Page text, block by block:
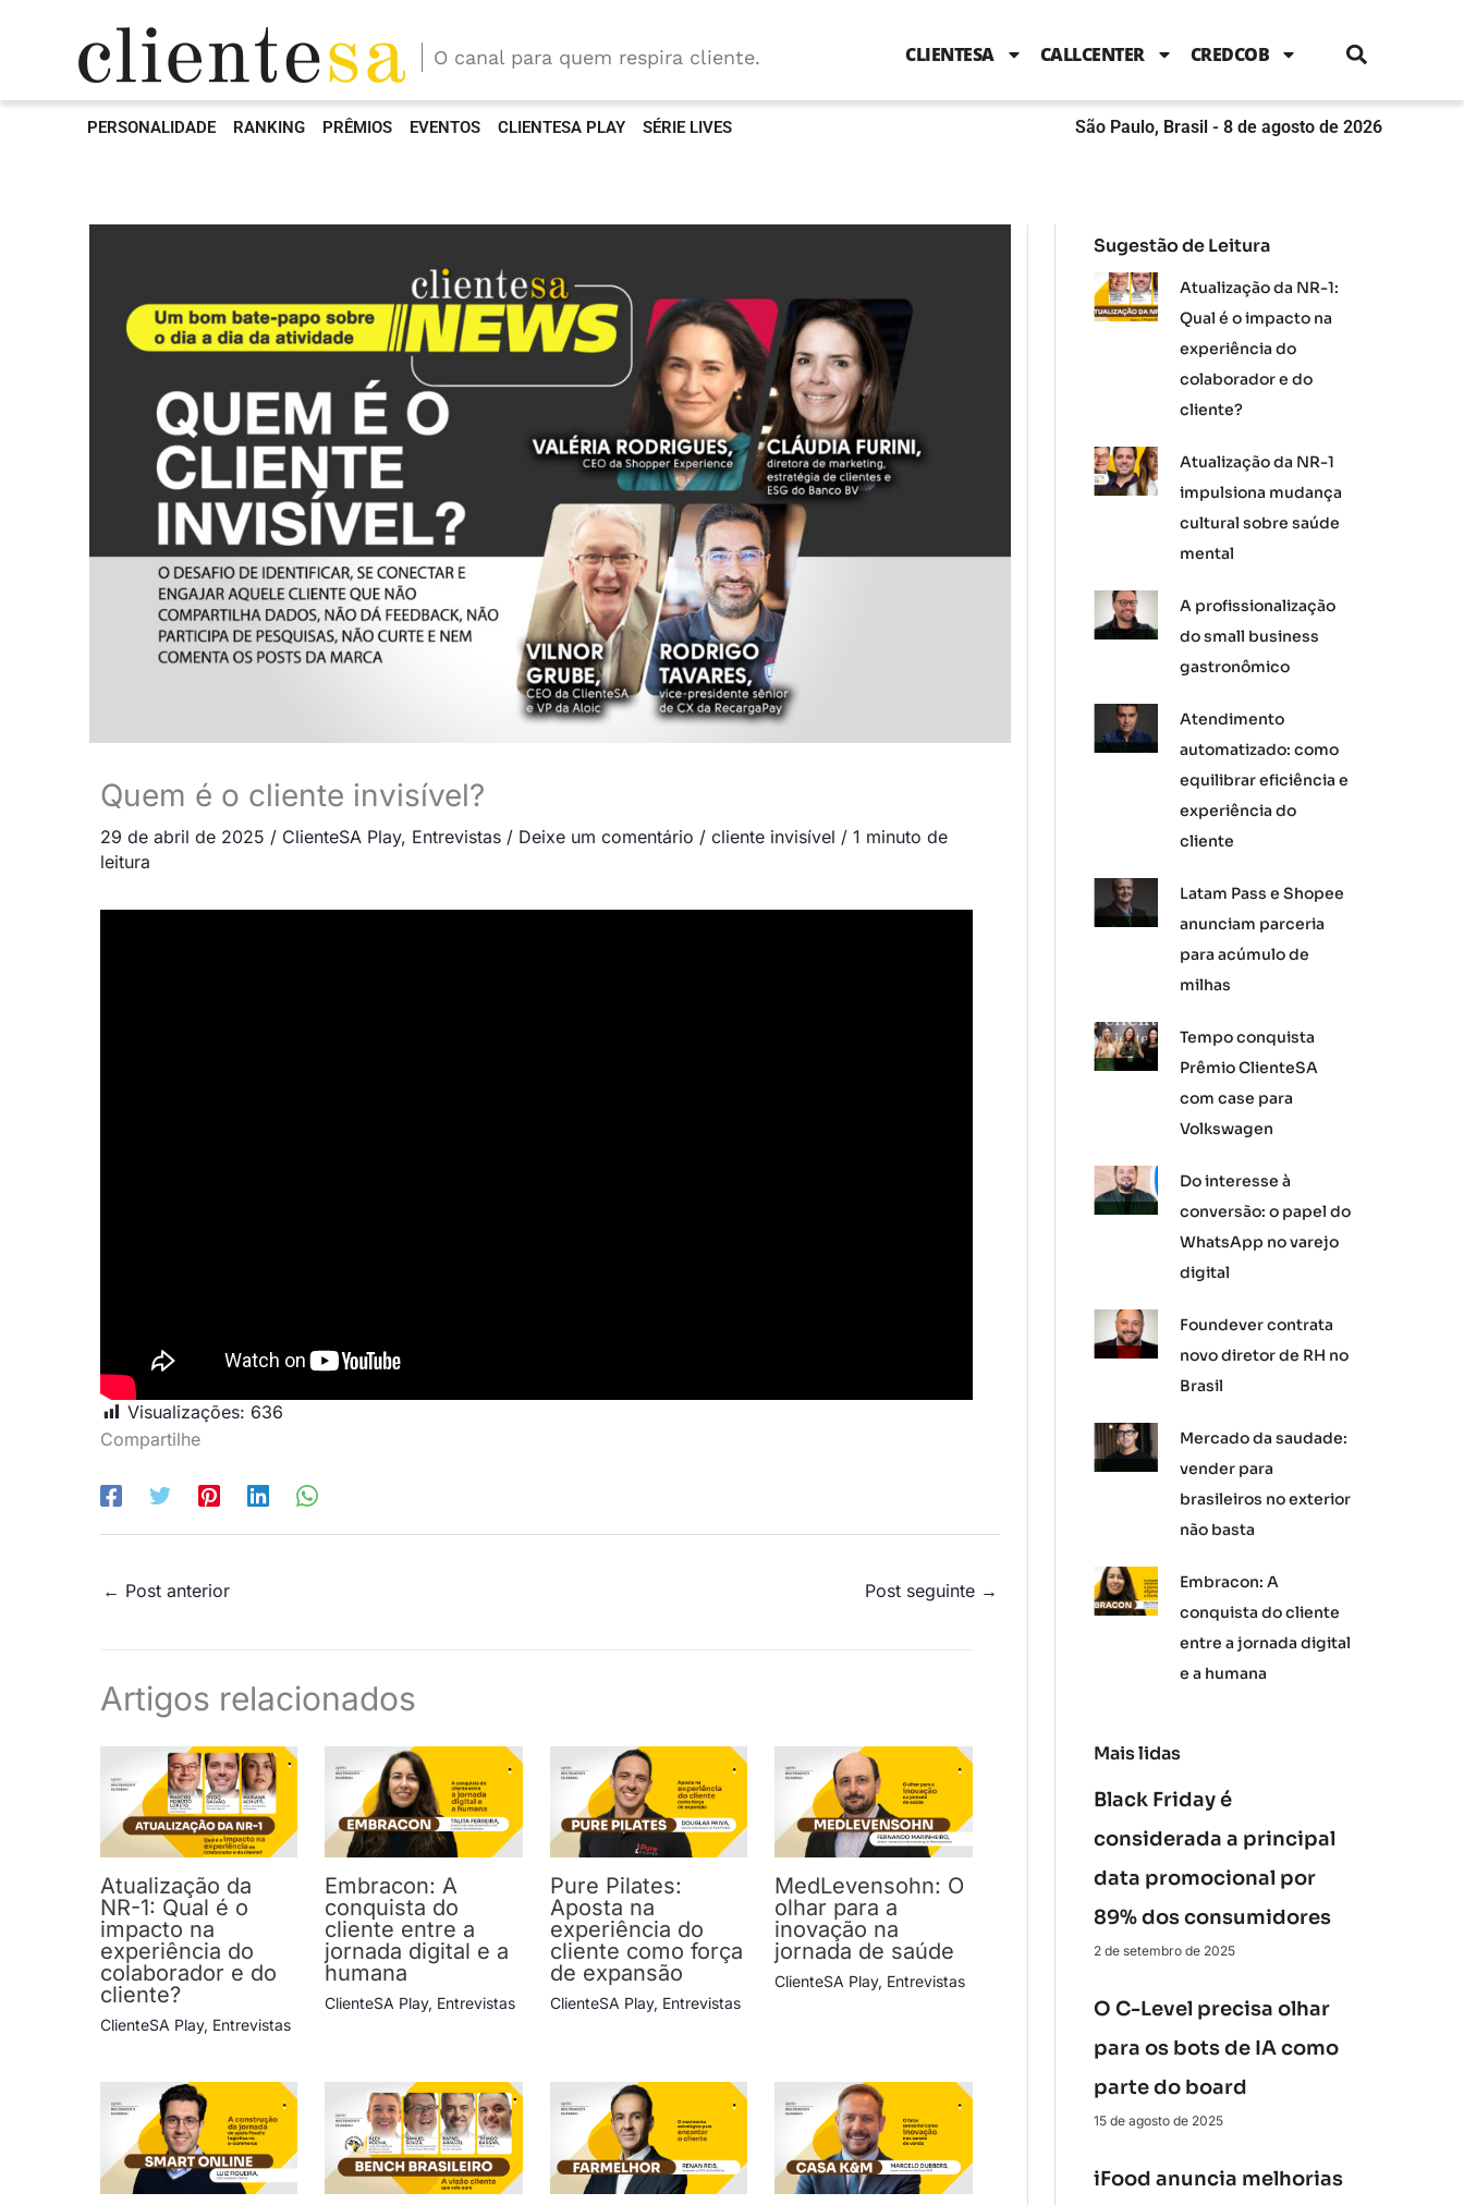
b
o
k
t
e
b
n
g
a
m
O canal para quem respira cliente. CLIENTESA CALLCENTER CREDCOB
PERSONALIDADE RANKING PRÊMIOS EVENTOS CLIENTESA PLAY SÉRIE LIVES São Paulo, Brasil - 8 de agosto de 2026
Quem é o cliente invisível?
29 de abril de 2025 / ClienteSA Play, Entrevistas / Deixe um comentário / cliente invisível / 1 minuto de
leitura
Visualizações: 636
Compartilhe
← Post anterior Post seguinte →
Artigos relacionados
Atualização da
NR-1: Qual é o
impacto na
experiência do
colaborador e do
cliente?
ClienteSA Play, Entrevistas
Embracon: A
conquista do
cliente entre a
jornada digital e a
humana
ClienteSA Play, Entrevistas
Pure Pilates:
Aposta na
experiência do
cliente como força
de expansão
ClienteSA Play, Entrevistas
MedLevensohn: O
olhar para a
inovação na
jornada de saúde
ClienteSA Play, Entrevistas
Sugestão de Leitura
Atualização da NR-1:
Qual é o impacto na
experiência do
colaborador e do
cliente?
Atualização da NR-1
impulsiona mudança
cultural sobre saúde
mental
A profissionalização
do small business
gastronômico
Atendimento
automatizado: como
equilibrar eficiência e
experiência do
cliente
Latam Pass e Shopee
anunciam parceria
para acúmulo de
milhas
Tempo conquista
Prêmio ClienteSA
com case para
Volkswagen
Do interesse à
conversão: o papel do
WhatsApp no varejo
digital
Foundever contrata
novo diretor de RH no
Brasil
Mercado da saudade:
vender para
brasileiros no exterior
não basta
Embracon: A
conquista do cliente
entre a jornada digital
e a humana
Mais lidas
Black Friday é
considerada a principal
data promocional por
89% dos consumidores
2 de setembro de 2025
O C-Level precisa olhar
para os bots de IA como
parte do board
15 de agosto de 2025
iFood anuncia melhorias